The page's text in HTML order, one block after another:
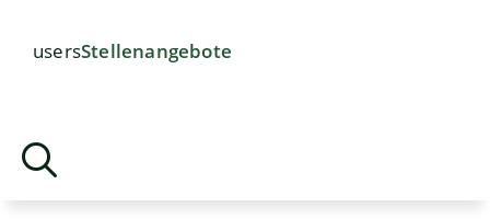
usersStellenangebote